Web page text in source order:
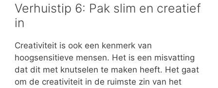
Verhuistip 6: Pak slim en creatief
in
Creativiteit is ook een kenmerk van
hoogsensitieve mensen. Het is een misvatting
dat dit met knutselen te maken heeft. Het gaat
om de creativiteit in de ruimste zin van het